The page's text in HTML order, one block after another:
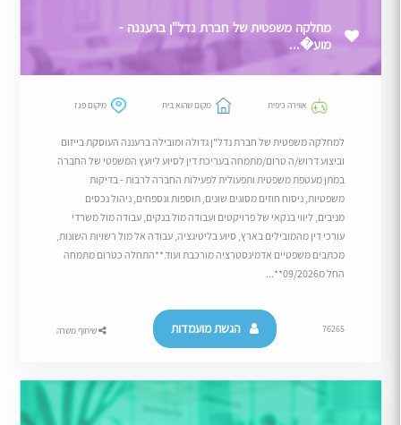
מחלקה משפטית של חברת נדל"ן ברעננה -
מוע�...
אווירה כיפית מקום שהוא בית מיקום פגז
למחלקה משפטית של חברת נדל"ן גדולה ומובילה ברעננה העוסקת בייזום
וביצוע דרוש/ה טרום/מתמחה בעריכת דין לסיוע ליועץ המשפטי של החברה
במתן מעטפת משפטית ותפעולית לפעילות החברה לרבות - בדיקות
משפטיות, ניסוח חוזים מסוגים שונים, תוספות ונספחים, ניהול נכסים
מניבים, ליווי בנקאי של פרויקטים ועבודה מול בנקים, עבודה מול משרדי
עורכי דין מהמובילים בארץ, סיוע בליטיגציה, עבודה אל מול רשויות השונות,
מכתבים משפטיים אדמינסטרציה מורכבת ועוד.**התחלה כטרום מתמחה
החל מ09/2026**...
76265 הגשת מועמדות שיתוף משרה